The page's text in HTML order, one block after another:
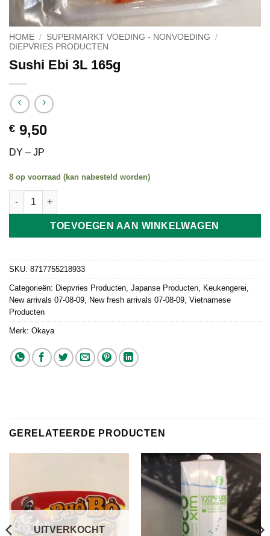
HOME / SUPERMARKT VOEDING - NONVOEDING
/
DIEPVRIES PRODUCTEN
Sushi Ebi 3L 165g
€ 9,50
DY – JP
8 op voorraad (kan nabesteld worden)
Sushi Ebi 3L 165g aantal
TOEVOEGEN AAN WINKELWAGEN
SKU: 8717755218933
Categorieën: Diepvries Producten Japanse Producten Keukengerei
New arrivals 07-08-09 New fresh arrivals 07-08-09 Vietnamese
Producten
Merk: Okaya
GERELATEERDE PRODUCTEN
UITVERKOCHT